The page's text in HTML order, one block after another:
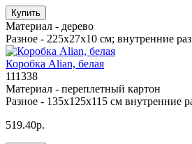
Купить
Материал - дерево
Разное - 225x27x10 см; внутренние
Коробка Alian, белая
111338
Материал - переплетный картон
Разное - 135х125х115 см внутренние
519.40р.